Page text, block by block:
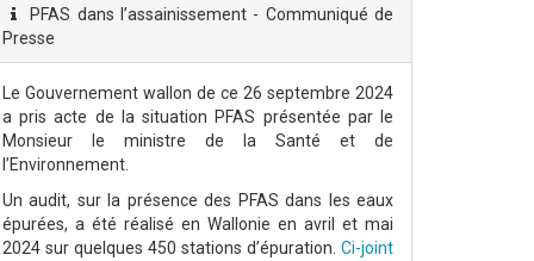
PFAS dans l’assainissement - Communiqué de
Presse
Le Gouvernement wallon de ce 26 septembre 2024
a pris acte de la situation PFAS présentée par le
Monsieur le ministre de la Santé et de
l’Environnement.
Un audit, sur la présence des PFAS dans les eaux
épurées, a été réalisé en Wallonie en avril et mai
2024 sur quelques 450 stations d’épuration. Ci-joint